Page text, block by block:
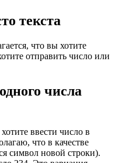
текста
что вы хотите
отправить число или
числа
ввести число в
что в качестве
символ новой строки).